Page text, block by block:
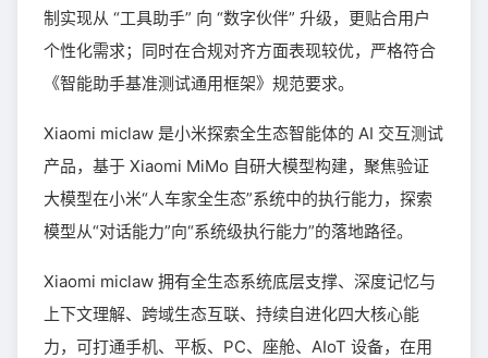
制实现从 “工具助手” 向 “数字伙伴” 升级，更贴合用户
个性化需求；同时在合规对齐方面表现较优，严格符合
《智能助手基准测试通用框架》规范要求。
Xiaomi miclaw 是小米探索全生态智能体的 AI 交互测试
产品，基于 Xiaomi MiMo 自研大模型构建，聚焦验证
大模型在小米“人车家全生态”系统中的执行能力，探索
模型从“对话能力”向“系统级执行能力”的落地路径。
Xiaomi miclaw 拥有全生态系统底层支撑、深度记忆与
上下文理解、跨域生态互联、持续自进化四大核心能
力，可打通手机、平板、PC、座舱、AIoT 设备，在用